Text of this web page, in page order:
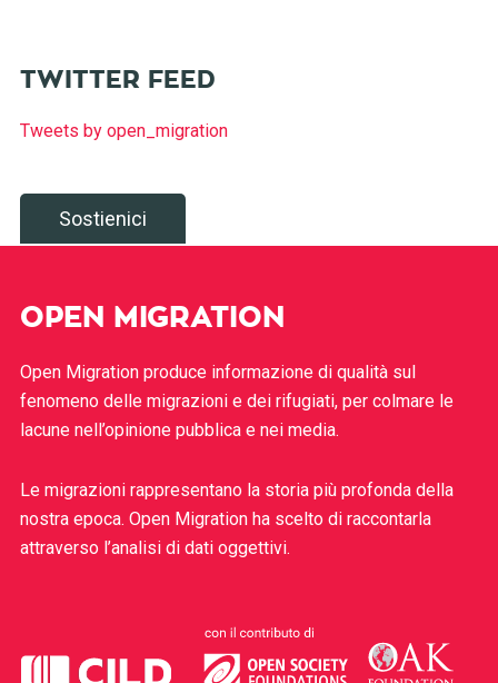
TWITTER FEED
Tweets by open_migration
Sostienici
OPEN MIGRATION
Open Migration produce informazione di qualità sul
fenomeno delle migrazioni e dei rifugiati, per colmare le
lacune nell’opinione pubblica e nei media.
Le migrazioni rappresentano la storia più profonda della
nostra epoca. Open Migration ha scelto di raccontarla
attraverso l’analisi di dati oggettivi.